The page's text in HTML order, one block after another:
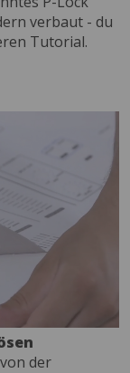
verbaut - du
Tutorial.
der